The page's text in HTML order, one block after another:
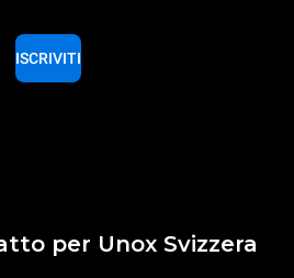
ISCRIVITI
per Unox Svizzera